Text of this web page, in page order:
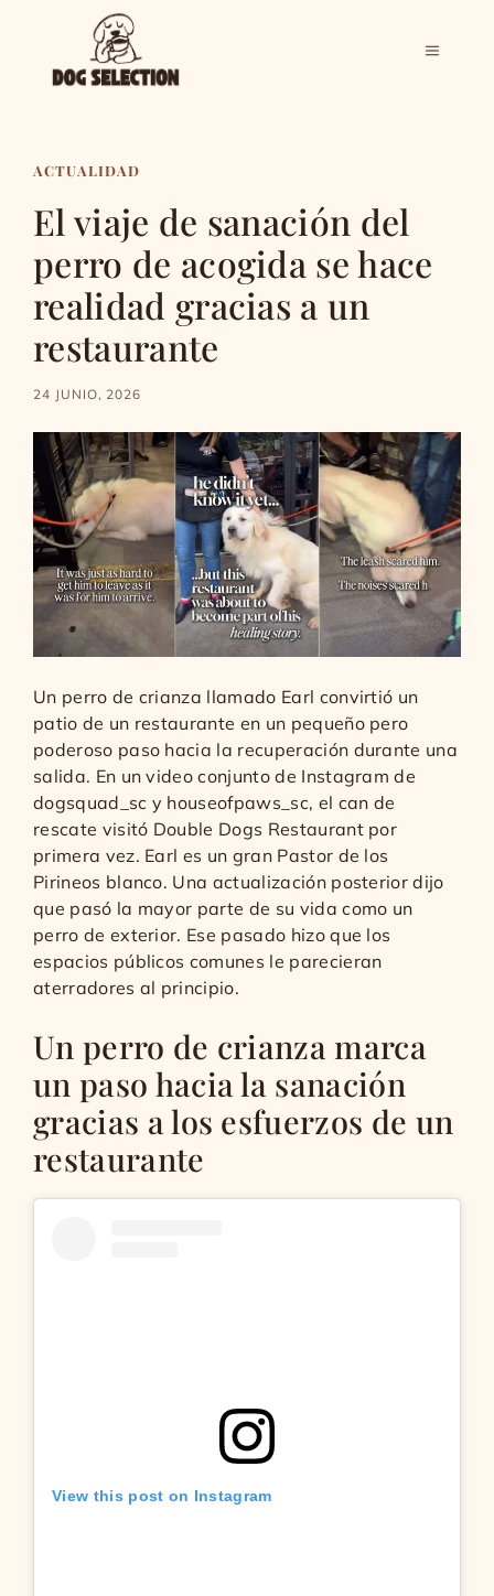
contenido
MENÚ
ACTUALIDAD
El viaje de sanación del
perro de acogida se hace
realidad gracias a un
restaurante
24 JUNIO, 2026
Un perro de crianza llamado Earl convirtió un
patio de un restaurante en un pequeño pero
poderoso paso hacia la recuperación durante una
salida. En un video conjunto de Instagram de
dogsquad_sc y houseofpaws_sc, el can de
rescate visitó Double Dogs Restaurant por
primera vez. Earl es un gran Pastor de los
Pirineos blanco. Una actualización posterior dijo
que pasó la mayor parte de su vida como un
perro de exterior. Ese pasado hizo que los
espacios públicos comunes le parecieran
aterradores al principio.
Un perro de crianza marca
un paso hacia la sanación
gracias a los esfuerzos de un
restaurante
View this post on Instagram